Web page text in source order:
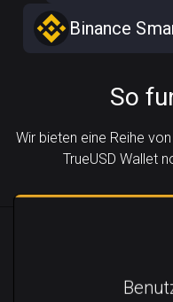
Binance
So
Wir bieten eine Reihe
TrueUSD Wallet